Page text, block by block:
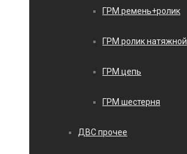
ГРМ ремень+ролик
ГРМ ролик натяжной
ГРМ цепь
ГРМ шестерня
ДВС прочее